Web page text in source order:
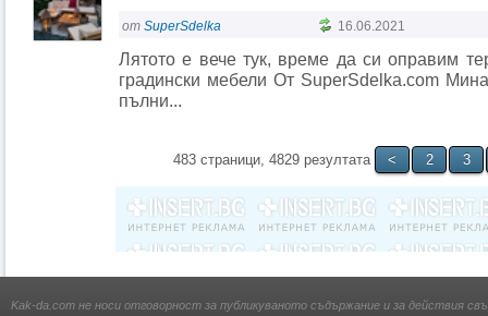
от SuperSdelka 16.06.2021
Лятото е вече тук, време да си оправим
градински мебели От SuperSdelka.com
пълни...
483 страници, 4829 резултата < 2 3
Kak-da.com не носи отговорност за публикуваното съдържание и за действия